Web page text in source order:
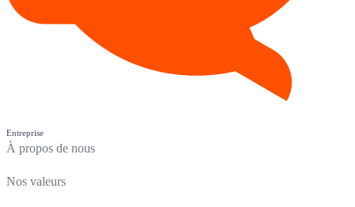
Entreprise
À propos de nous
Nos valeurs